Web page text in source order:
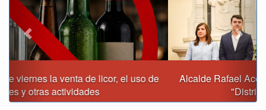
Alcalde Rafael Acevedo propone convertir a Tunja en
"Distrito Histórico y Turístico"